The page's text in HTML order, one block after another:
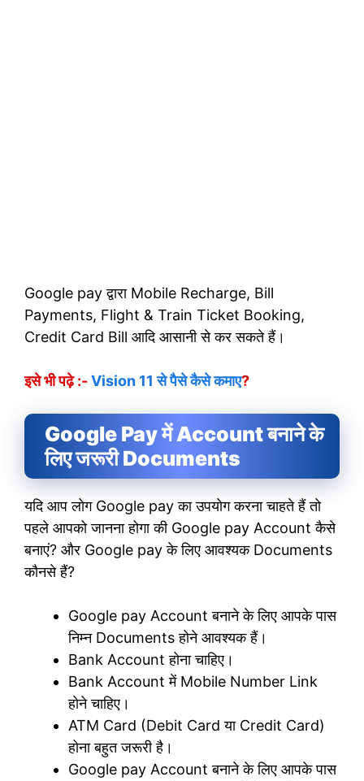
Google pay द्वारा Mobile Recharge, Bill
Payments, Flight & Train Ticket Booking,
Credit Card Bill आदि आसानी से कर सकते हैं।
इसे भी पढ़े :-Vision 11से पैसे कैसे कमाए?
Google Pay में Account बनाने के
लिए जरूरी Documents
यदि आप लोग Google pay का उपयोग करना चाहते हैं तो
पहले आपको जानना होगा की Google pay Account कैसे
बनाएं? और Google pay के लिए आवश्यक Documents
कौनसे हैं?
Google pay Account बनाने के लिए आपके पास
निम्न Documents होने आवश्यक हैं।
Bank Account होना चाहिए।
Bank Account में Mobile Number Link
होने चाहिए।
ATM Card (Debit Card या Credit Card)
होना बहुत जरूरी है।
Google pay Account बनाने के लिए आपके पास